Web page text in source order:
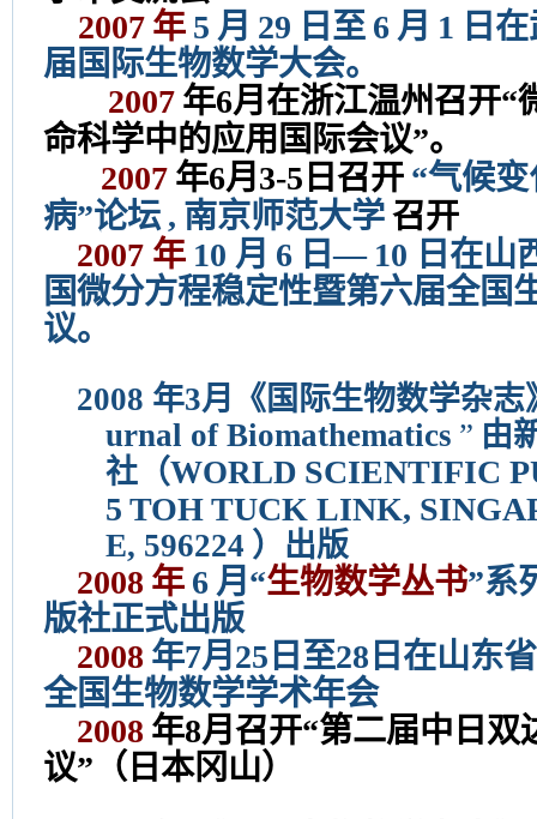
2007 年 5 月 29 日至 6 月 1 日
届国际生物数学大会。
2007 年6月在浙江温州召开“
命科学中的应用国际会议”。
2007 年6月3-5日召开 “气候
病”论坛 , 南京师范大学 召开
2007 年 10 月 6 日— 10 日在山
国微分方程稳定性暨第六届全国
议。
2008 年3月《国际生物数学杂志
urnal of Biomathematics ” 由
社（WORLD SCIENTIFIC
5 TOH TUCK LINK,
E, 596224 ）出版
2008 年 6 月“生物数学丛书”系
版社正式出版
2008 年7月25日至28日在山东
全国生物数学学术年会
2008 年8月召开“第二届中日双
议”（日本冈山）